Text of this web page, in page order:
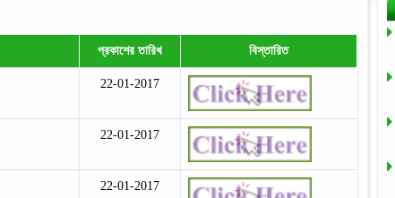
প্রকাশের তারিখ বিস্তারিত
22-01-2017
22-01-2017
22-01-2017